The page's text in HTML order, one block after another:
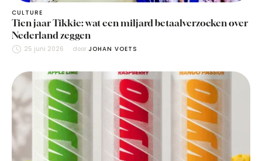
CULTURE
Tien jaar Tikkie: wat een miljard betaalverzoeken over
Nederland zeggen
25 juni 2026 door JOHAN VOETS